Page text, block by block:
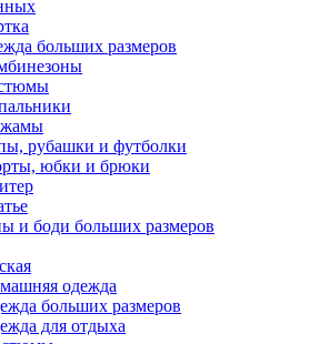
больших размеров
рубашки и футболки
юбки и брюки
и боди больших размеров
одежда
больших размеров
для отдыха